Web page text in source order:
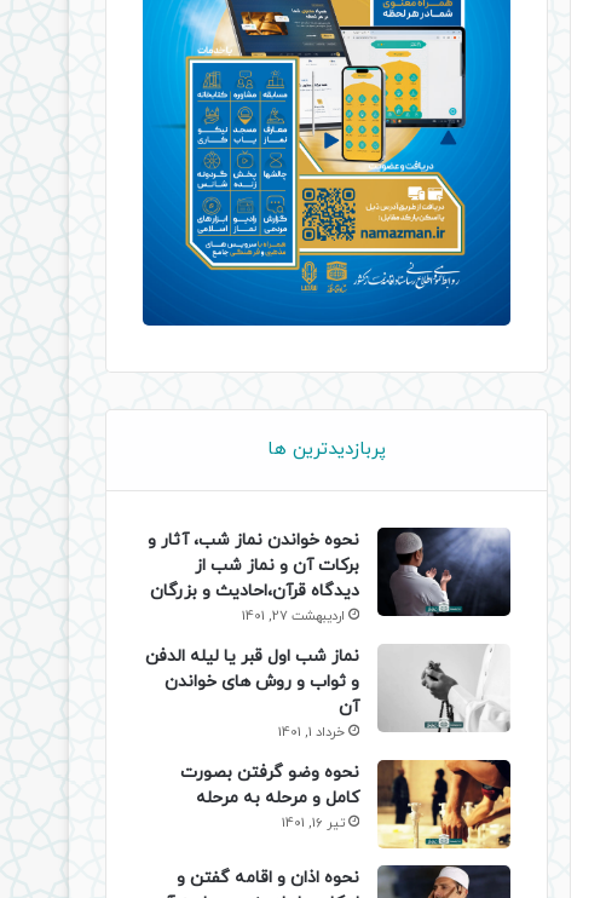
پربازدیدترین ها
نحوه خواندن نماز شب، آثار و
برکات آن و نماز شب از
دیدگاه قرآن،احادیث و بزرگان
اردیبهشت 27, 1401
نماز شب اول قبر یا لیله الدفن
و ثواب و روش های خواندن
آن
خرداد 1, 1401
نحوه وضو گرفتن بصورت
کامل و مرحله به مرحله
تیر 16, 1401
نحوه اذان و اقامه گفتن و